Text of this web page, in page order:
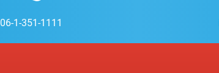
06-1-351-1111